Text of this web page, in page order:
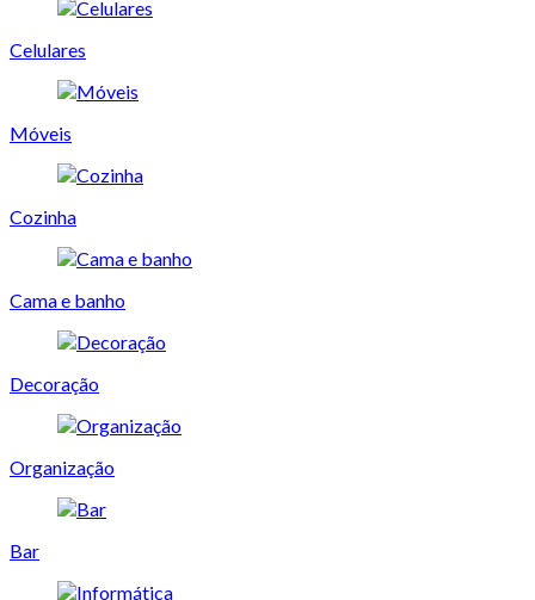
Celulares
Móveis
Cozinha
Cama e banho
Decoração
Organização
Bar